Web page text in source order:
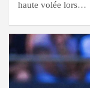
haute volée lors…